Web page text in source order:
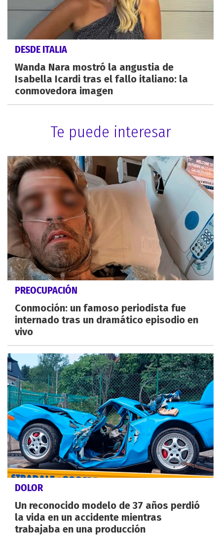
DESDE ITALIA
Wanda Nara mostró la angustia de
Isabella Icardi tras el fallo italiano: la
conmovedora imagen
Te puede interesar
PREOCUPACIÓN
Conmoción: un famoso periodista fue
internado tras un dramático episodio en
vivo
DOLOR
Un reconocido modelo de 37 años perdió
la vida en un accidente mientras
trabajaba en una producción